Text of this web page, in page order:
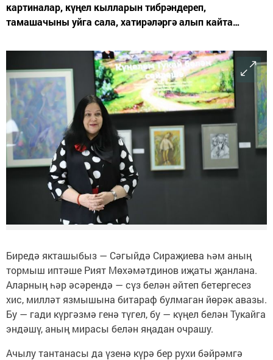
картиналар, күңел кылларын тибрәндереп,
тамашачыны уйга сала, хатирәләргә алып кайта…
Биредә якташыбыз — Сәгыйдә Сираҗиева һәм аның
тормыш иптәше Рият Мөхәмәтдинов иҗаты җанлана.
Аларның һәр әсәрендә — сүз белән әйтеп бетергесез
хис, милләт язмышына битараф булмаган йөрәк авазы.
Бу — гади күргәзмә генә түгел, бу — күңел белән Тукайга
эндәшү, аның мирасы белән яңадан очрашу.
Ачылу тантанасы да үзенә күрә бер рухи бәйрәмгә